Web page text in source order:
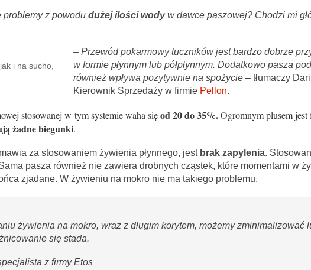
z powodu dużej ilości wodyw dawce paszowej? Chodzi mi
i na sucho,
– Przewód pokarmowy tuczników jest bardzo dobrze
w formie płynnym lub półpłynnym. Dodatkowo pasza
również wpływa pozytywnie na spożycie– tłumaczy
Kierownik Sprzedaży w firmie Pellon.
stosowanej w tym systemie waha sięod 20 do 35%.Ogromnym plusem
żadne biegunki.
za stosowaniem żywienia płynnego, jest brak zapylenia.
pasza również nie zawiera drobnych cząstek, które momentami w
zjadane. W żywieniu na mokro nie ma takiego problemu.
żywienia na mokro, wraz z długim korytem, możemy zminimalizować
się stada.
z firmy Etos